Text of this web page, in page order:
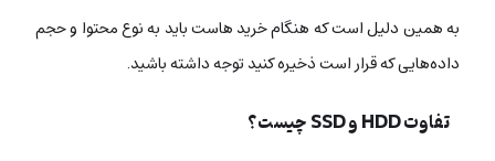
به همین دلیل است که هنگام خرید هاست باید به نوع محتوا و حجم
داده‌هایی که قرار است ذخیره کنید توجه داشته باشید.
تفاوت HDD و SSD چیست؟